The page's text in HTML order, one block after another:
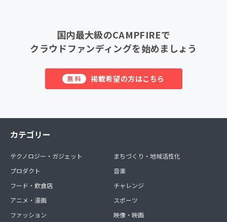
国内最大級のCAMPFIREで
クラウドファンディングを始めましょう
無料 掲載希望の方はこちら
カテゴリー
テクノロジー・ガジェット
プロダクト
フード・飲食店
アニメ・漫画
ファッション
まちづくり・地域活性化
音楽
チャレンジ
スポーツ
映像・映画